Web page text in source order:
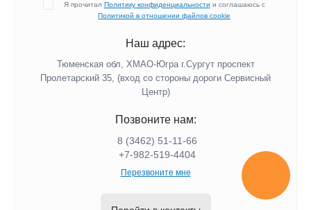
Я прочитал Политику конфиденциальности и соглашаюсь с
Политикой в отношении файлов cookie
Наш адрес:
Тюменская обл, ХМАО-Югра г.Сургут проспект
Пролетарский 35, (вход со стороны дороги Сервисный
Центр)
Позвоните нам:
8 (3462) 51-11-66
+7-982-519-4404
Перезвоните мне